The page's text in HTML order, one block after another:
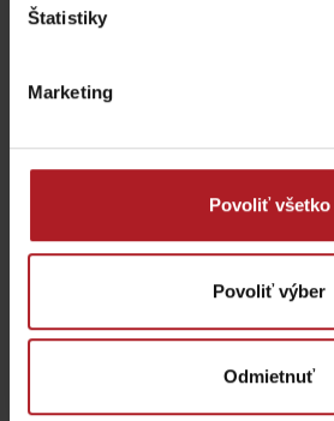
Štatistiky
Marketing
Povoliť všetko
Povoliť výber
Odmietnuť